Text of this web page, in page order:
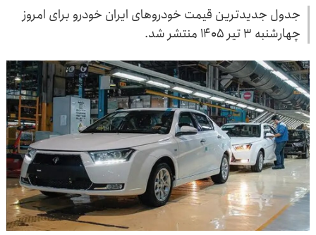
جدول جدیدترین قیمت خودروهای ایران خودرو برای امروز
چهارشنبه ۳ تیر ۱۴۰۵ منتشر شد.